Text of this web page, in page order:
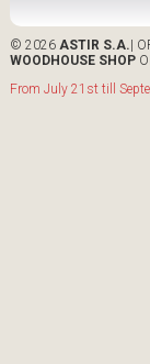
© 2026 ASTIR S.A.|
WOODHOUSE SHOP
From July 21st till